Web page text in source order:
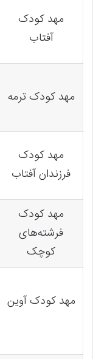
مهد کودک
آفتاب
مهد کودک ترمه
مهد کودک
فرزندان آفتاب
مهد کودک
فرشته‌های
کوچک
مهد کودک آوین